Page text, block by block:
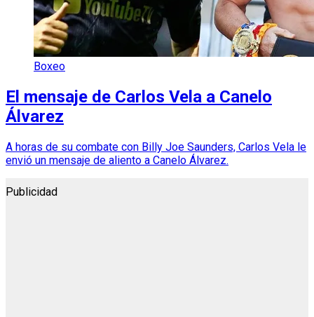
Boxeo
El mensaje de Carlos Vela a Canelo
Álvarez
A horas de su combate con Billy Joe Saunders, Carlos Vela le
envió un mensaje de aliento a Canelo Álvarez.
Publicidad